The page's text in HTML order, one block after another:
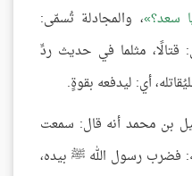
سعد؟ ، والمجادلة تُسمّى:
قتالًا، مثلما في حديث ردِّ
أي: ليدفعه بقوةٍ.
بن محمد أنه قال: سمعت
فضرب رسول الله ﷺ بيده،